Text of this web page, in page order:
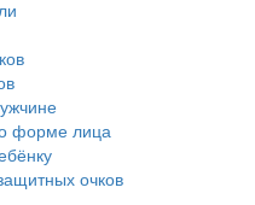
форме лица
очков